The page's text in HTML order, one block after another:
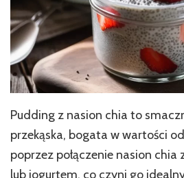
Pudding z nasion chia to
przekąska, bogata w wartości
poprzez połączenie nasion chia
lub jogurtem, co czyni go